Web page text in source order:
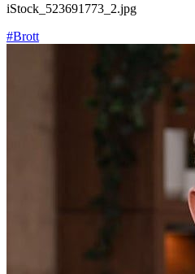
iStock_523691773_2.jpg
#Brott